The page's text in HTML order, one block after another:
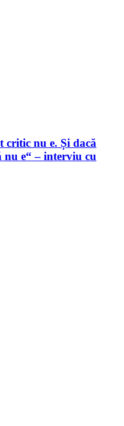
critic nu e. Și dacă
e“ – interviu cu